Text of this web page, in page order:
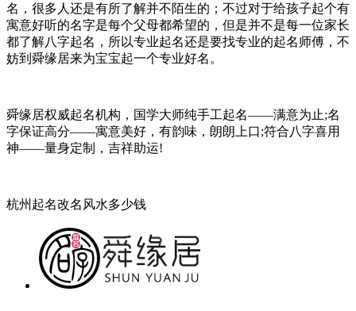
名，很多人还是有所了解并不陌生的；不过对于给孩子起个有
寓意好听的名字是每个父母都希望的，但是并不是每一位家长
都了解八字起名，所以专业起名还是要找专业的起名师傅，不
妨到舜缘居来为宝宝起一个专业好名。
舜缘居权威起名机构，国学大师纯手工起名——满意为止;名
字保证高分——寓意美好，有韵味，朗朗上口;符合八字喜用
神——量身定制，吉祥助运!
杭州起名改名风水多少钱